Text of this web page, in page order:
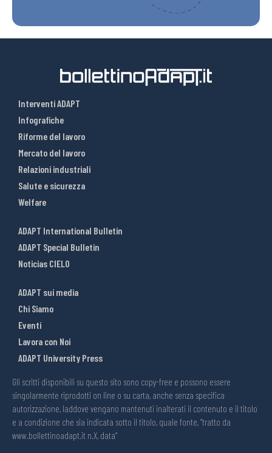
Interventi ADAPT
Infografiche
Riforme del lavoro
Mercato del lavoro
Relazioni industriali
Salute e sicurezza
Welfare
ADAPT International Bulletin
ADAPT Special Bulletin
Noticias CIELO
ADAPT sui media
Chi Siamo
Eventi
Lavora con Noi
ADAPT University Press
Gli scritti disponibili su questo sito sono copy-free e possono essere
singolarmente riprodotti on line o su carta, anche senza specifica
autorizzazione, laddove vengano mantenuti inalterati il contenuto e il titolo
e a condizione che sia indicata sotto il titolo, quale fonte, “tratto da
www.bollettinoadapt.it n.X, data“